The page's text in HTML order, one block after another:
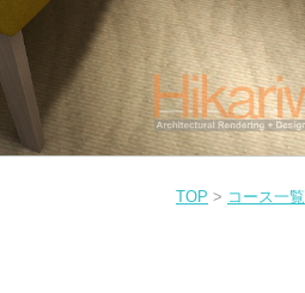
TOP > コース一覧